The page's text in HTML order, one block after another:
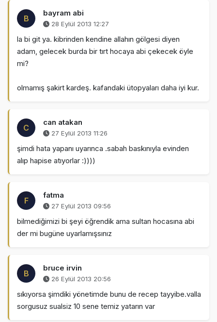
B
bayram abi
28 Eylül 2013 12:27
la bi git ya. kibrinden kendine allahın gölgesi diyen
adam, gelecek burda bir tırt hocaya abi çekecek öyle
mi?
olmamış şakirt kardeş. kafandaki ütopyaları daha iyi kur.
C
can atakan
27 Eylül 2013 11:26
şimdi hata yapanı uyarınca .sabah baskınıyla evinden
alıp hapise atıyorlar :))))
F
fatma
27 Eylül 2013 09:56
bilmediğimizi bi şeyi öğrendik ama sultan hocasına abi
der mi bugüne uyarlamışsınız
B
bruce irvin
26 Eylül 2013 20:56
sıkıyorsa şimdiki yönetimde bunu de recep tayyibe.valla
sorgusuz sualsiz 10 sene temiz yatarın var